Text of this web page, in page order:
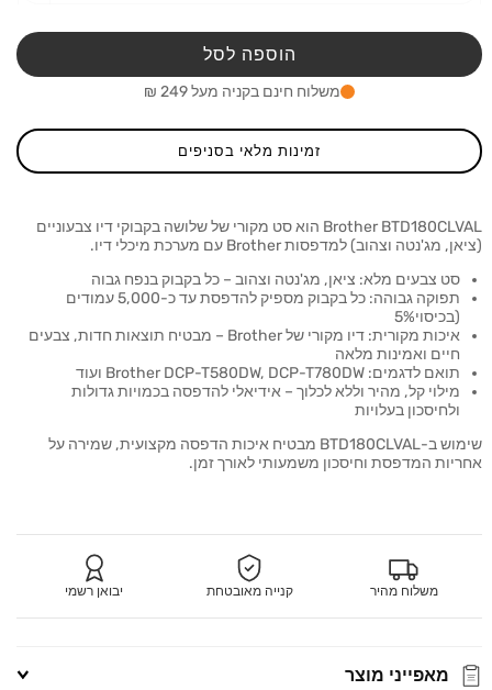
מ-מארז
(C/M/Y)
Brother
מ-
הוספה לסל
משלוח חינם בקניה מעל 249 ₪
זמינות מלאי בסניפים
Brother BTD180CLVAL הוא סט מקורי של שלושה בקבוקי דיו צבעוניים
(ציאן, מג'נטה וצהוב) למדפסות Brother עם מערכת מיכלי דיו.
סט צבעים מלא: ציאן, מג'נטה וצהוב – כל בקבוק בנפח גבוה
תפוקה גבוהה: כל בקבוק מספיק להדפסת עד כ-5,000 עמודים
(בכיסוי5%
איכות מקורית: דיו מקורי של Brother – מבטיח תוצאות חדות, צבעים
חיים ואמינות מלאה
תואם לדגמים: Brother DCP-T580DW, DCP-T780DW ועוד
מילוי קל, מהיר וללא לכלוך – אידיאלי להדפסה בכמויות גדולות
ולחיסכון בעלויות
שימוש ב-BTD180CLVAL מבטיח איכות הדפסה מקצועית, שמירה על
אחריות המדפסת וחיסכון משמעותי לאורך זמן.
משלוח מהיר קנייה מאובטחת יבואן רשמי
מאפייני מוצר